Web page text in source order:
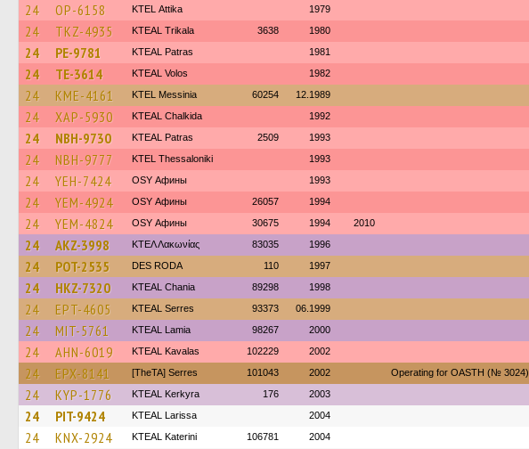
24 OP-6158 KΤΕL Αttika 1979
24 TKZ-4935 KTEAL Trikala 3638 1980
24 PE-9781 KTEAL Patras 1981
24 TE-3614 KTEAL Volos 1982
24 KME-4161 KTEL Messinia 60254 12.1989
24 XAP-5930 KTEAL Chalkida 1992
24 NBH-9730 KTEAL Patras 2509 1993
24 NBH-9777 KTEL Thessaloniki 1993
24 YEH-7424 OSY Афины 1993
24 YEM-4924 OSY Афины 26057 1994
24 YEM-4824 OSY Афины 30675 1994 2010
24 AKZ-3998 ΚΤΕΛ Λακωνίας 83035 1996
24 POT-2535 DES RODA 110 1997
24 HKZ-7320 KTEAL Chania 89298 1998
24 EPT-4605 KTEAL Serres 93373 06.1999
24 MIT-5761 KTEAL Lamia 98267 2000
24 AHN-6019 KTEAL Kavalas 102229 2002
24 EPX-8141 [TheTA] Serres 101043 2002 Operating for OASTH (№ 3024)
24 KYP-1776 KTEAL Kerkyra 176 2003
24 PIT-9424 KTEAL Larissa 2004
24 KNX-2924 KTEAL Katerini 106781 2004